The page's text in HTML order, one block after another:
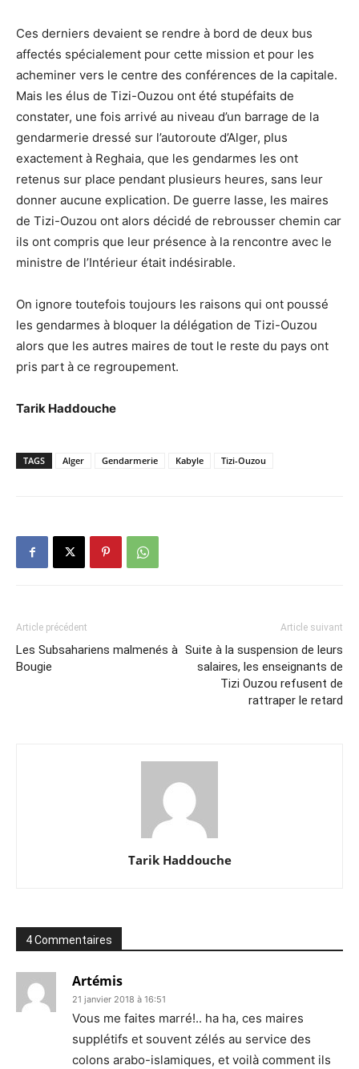
Ces derniers devaient se rendre à bord de deux bus
affectés spécialement pour cette mission et pour les
acheminer vers le centre des conférences de la capitale.
Mais les élus de Tizi-Ouzou ont été stupéfaits de
constater, une fois arrivé au niveau d’un barrage de la
gendarmerie dressé sur l’autoroute d’Alger, plus
exactement à Reghaia, que les gendarmes les ont
retenus sur place pendant plusieurs heures, sans leur
donner aucune explication. De guerre lasse, les maires
de Tizi-Ouzou ont alors décidé de rebrousser chemin car
ils ont compris que leur présence à la rencontre avec le
ministre de l’Intérieur était indésirable.
On ignore toutefois toujours les raisons qui ont poussé
les gendarmes à bloquer la délégation de Tizi-Ouzou
alors que les autres maires de tout le reste du pays ont
pris part à ce regroupement.
Tarik Haddouche
TAGS Alger Gendarmerie Kabyle Tizi-Ouzou
Article précédent
Les Subsahariens malmenés à
Bougie
Article suivant
Suite à la suspension de leurs
salaires, les enseignants de
Tizi Ouzou refusent de
rattraper le retard
Tarik Haddouche
4 Commentaires
Artémis
21 janvier 2018 à 16:51
Vous me faites marré!.. ha ha, ces maires
supplétifs et souvent zélés au service des
colons arabo-islamiques, et voilà comment ils